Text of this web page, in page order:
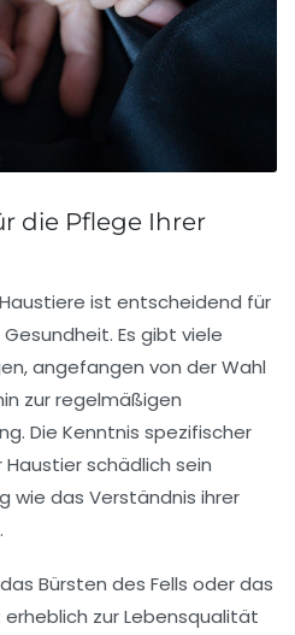
die Pflege Ihrer
ist entscheidend für
Es gibt viele
angefangen von der Wahl
zur regelmäßigen
Die Kenntnis spezifischer
Haustier schädlich sein
wie das Verständnis ihrer
.
Bürsten des Fells oder das
zur Lebensqualität